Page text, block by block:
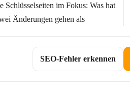
Schlüsselseiten im Fokus: Was hat
Änderungen gehen als
SEO‑Fehler erkennen